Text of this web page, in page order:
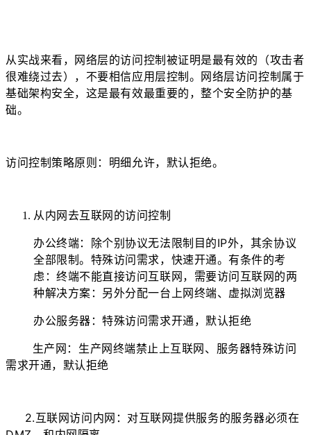
从实战来看， 网络层的访问控制被证明是最有效的（攻击者
很难绕过去），不要相信应用层控制。网络层访问控制属于
基础架构安全，这是最有效最重要的，整个安全防护的基
础。
访问控制策略原则：明细允许，默认拒绝。
从内网去互联网的访问控制
办公终端：除个别协议无法限制目的IP外，其余协议
全部限制。特殊访问需求，快速开通。有条件的考
虑：终端不能直接访问互联网，需要访问互联网的两
种解决方案：另外分配一台上网终端、虚拟浏览器
办公服务器：特殊访问需求开通，默认拒绝
生产网：生产网终端禁止上互联网、服务器特殊访问
需求开通，默认拒绝
2.互联网访问内网： 对互联网提供服务的服务器必须在